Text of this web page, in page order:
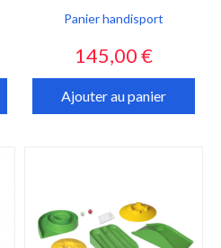
Panier handisport
Prix
145,00 €
Ajouter au panier